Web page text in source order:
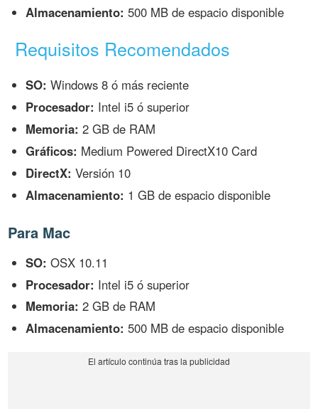
Almacenamiento: 500 MB de espacio disponible
Requisitos Recomendados
SO: Windows 8 ó más reciente
Procesador: Intel i5 ó superior
Memoria: 2 GB de RAM
Gráficos: Medium Powered DirectX10 Card
DirectX: Versión 10
Almacenamiento: 1 GB de espacio disponible
Para Mac
SO: OSX 10.11
Procesador: Intel i5 ó superior
Memoria: 2 GB de RAM
Almacenamiento: 500 MB de espacio disponible